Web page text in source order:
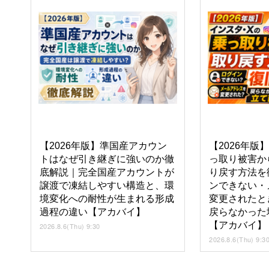
【2026年版】準国産アカウン
トはなぜ引き継ぎに強いのか徹
底解説｜完全国産アカウントが
譲渡で凍結しやすい構造と、環
境変化への耐性が生まれる形成
過程の違い【アカバイ】
2026.8.6(Thu) 9:30
【2026年版
っ取り被害
り戻す方法
ンできない
変更された
戻らなかっ
【アカバイ】
2026.8.6(Thu)